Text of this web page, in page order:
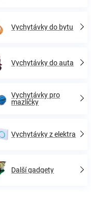
Vychytávky do bytu
Vychytávky do auta
Vychytávky pro
mazlíčky
Vychytávky z elektra
Další gadgety